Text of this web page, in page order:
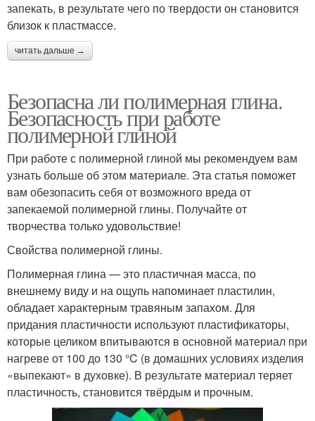
запекать, в результате чего по твердости он становится
близок к пластмассе.
читать дальше →
Безопасна ли полимерная глина.
Безопасность при работе
полимерной глиной
При работе с полимерной глиной мы рекомендуем вам
узнать больше об этом материале. Эта статья поможет
вам обезопасить себя от возможного вреда от
запекаемой полимерной глины. Получайте от
творчества только удовольствие!
Свойства полимерной глины.
Полимерная глина — это пластичная масса, по
внешнему виду и на ощупь напоминает пластилин,
обладает характерным травяным запахом. Для
придания пластичности используют пластификаторы,
которые целиком впитываются в основной материал при
нагреве от 100 до 130 °C (в домашних условиях изделия
«выпекают» в духовке). В результате материал теряет
пластичность, становится твёрдым и прочным.